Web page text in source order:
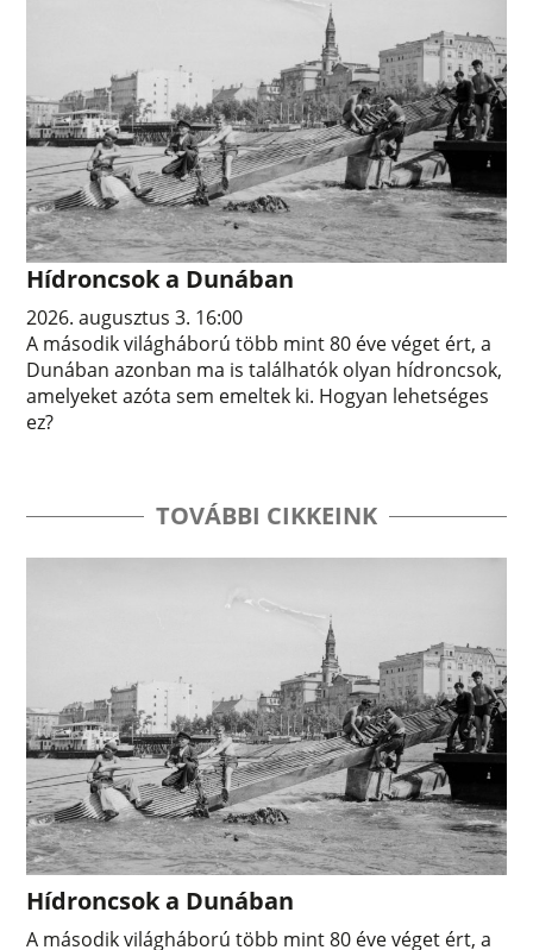
Hídroncsok a Dunában
2026. augusztus 3. 16:00
A második világháború több mint 80 éve véget ért, a
Dunában azonban ma is találhatók olyan hídroncsok,
amelyeket azóta sem emeltek ki. Hogyan lehetséges
ez?
TOVÁBBI CIKKEINK
Hídroncsok a Dunában
A második világháború több mint 80 éve véget ért, a